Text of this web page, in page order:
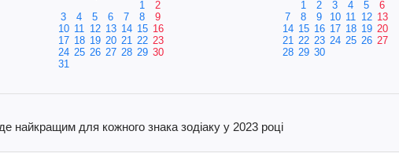
1
2
3
4 5 6 7 8
9
10 11 12 13 14 15 16
17 18 19 20 21 22 23
24 25 26 27 28 29 30
31
1
2 3 4 5
6
7
8 9 10 11 12 13
14 15 16 17 18 19 20
21 22 23 24 25 26 27
28 29 30
найкращим для кожного знака зодіаку у 2023 році